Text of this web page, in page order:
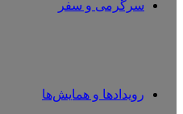
سرگرمی و سفر
رویدادها و همایش‌ها